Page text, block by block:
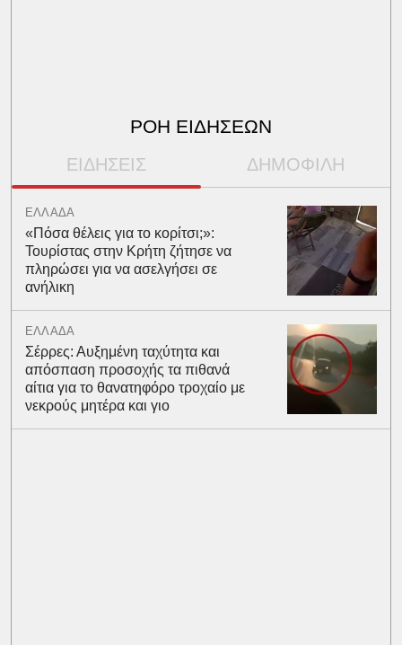
ΡΟΗ ΕΙΔΗΣΕΩΝ
ΕΙΔΗΣΕΙΣ ΔΗΜΟΦΙΛΗ
ΕΛΛΑΔΑ
«Πόσα θέλεις για το κορίτσι;»:
Τουρίστας στην Κρήτη ζήτησε να
πληρώσει για να ασελγήσει σε
ανήλικη
ΕΛΛΑΔΑ
Σέρρες: Αυξημένη ταχύτητα και
απόσπαση προσοχής τα πιθανά
αίτια για το θανατηφόρο τροχαίο με
νεκρούς μητέρα και γιο